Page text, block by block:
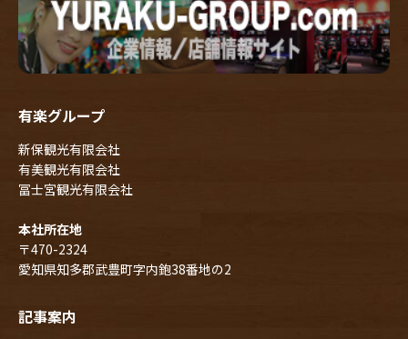
有楽グループ
新保観光有限会社
有美観光有限会社
冨士宮観光有限会社
本社所在地
〒470-2324
愛知県知多郡武豊町字内鉋38番地の2
記事案内